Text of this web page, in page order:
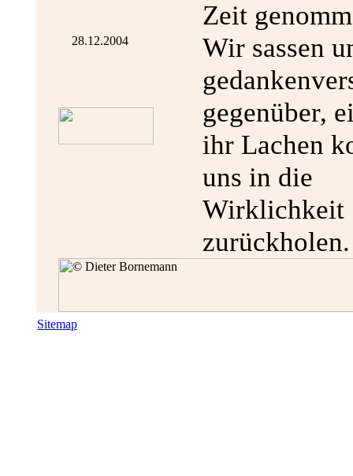
Zeit
Wir sassen
gegenüber,
ihr Lachen
uns in die
Wirklichkeit
zurückholen.
28.12.2004
Sitemap